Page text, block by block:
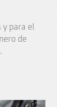
y para el
de